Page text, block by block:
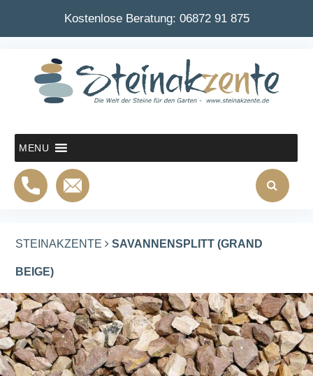
Kostenlose Beratung: 06872 91 875
MENU
STEINAKZENTE SAVANNENSPLITT (GRAND
BEIGE)